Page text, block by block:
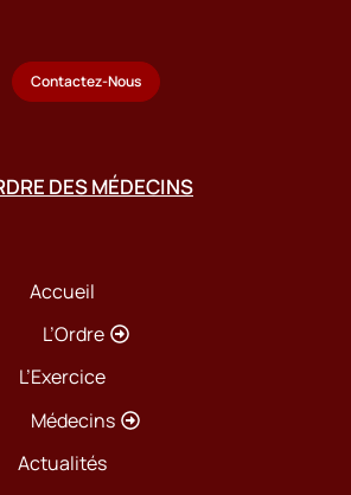
Contactez-Nous
DES MÉDECINS
Accueil
L’Ordre
L’Exercice
Médecins
Actualités